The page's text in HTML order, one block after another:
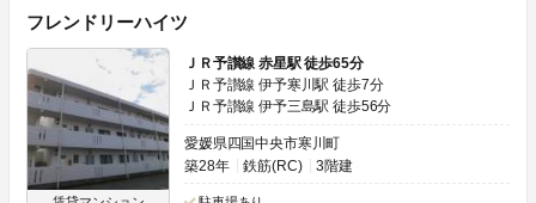
フレンドリーハイツ
ＪＲ予讃線 赤星駅 徒歩65分
ＪＲ予讃線 伊予寒川駅 徒歩7分
ＪＲ予讃線 伊予三島駅 徒歩56分
愛媛県四国中央市寒川町
築28年
鉄筋(RC) 3階建